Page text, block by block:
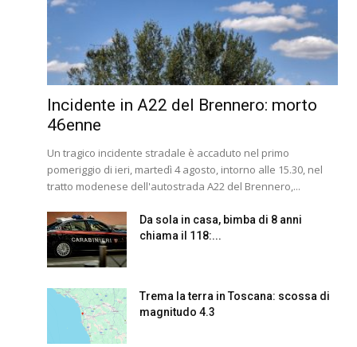
Incidente in A22 del Brennero: morto
46enne
Un tragico incidente stradale è accaduto nel primo
pomeriggio di ieri, martedì 4 agosto, intorno alle 15.30, nel
tratto modenese dell'autostrada A22 del Brennero,...
Da sola in casa, bimba di 8 anni
chiama il 118:...
Trema la terra in Toscana: scossa di
magnitudo 4.3